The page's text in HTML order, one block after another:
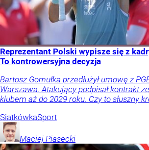
Reprezentant Polski wypisze się z
To kontrowersyjna decyzja
Bartosz Gomułka przedłużył umowę z
Warszawa. Atakujący podpisał kontrakt
klubem aż do 2029 roku. Czy to słuszny
SiatkówkaSport
Maciej Piasecki